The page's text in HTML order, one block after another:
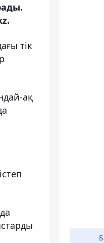
тік
ақ